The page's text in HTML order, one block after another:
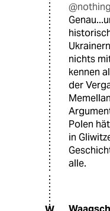
nichts
kennen
der
Polen
in
alle.